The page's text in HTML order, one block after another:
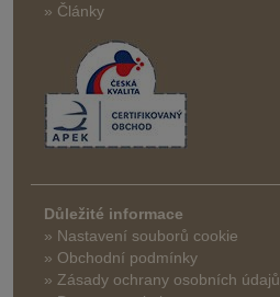
» Články
Důležité informace
» Nastavení souborů cookie
» Obchodní podmínky
» Zásady ochrany osobních údajů